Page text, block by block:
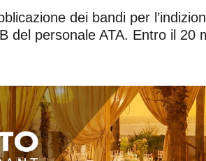
dei bandi per
del personale ATA. Entro il